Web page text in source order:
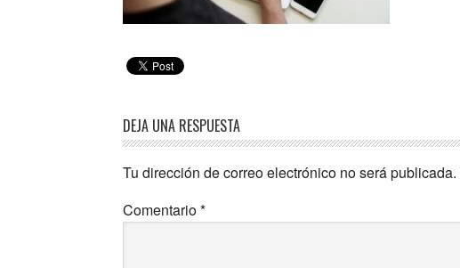
DEJA UNA RESPUESTA
Tu dirección de correo electrónico no será publicada.
Comentario*